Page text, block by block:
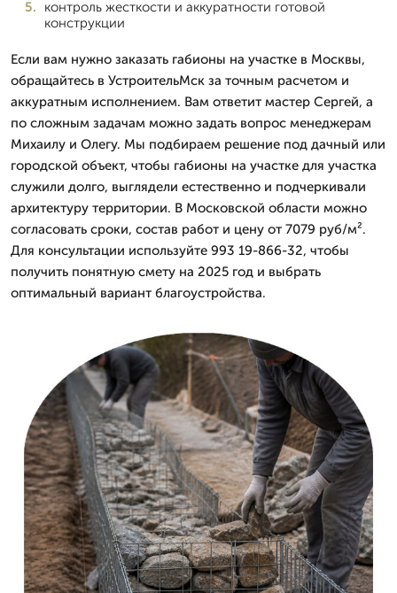
контроль жесткости и аккуратности готовой
конструкции
Если вам нужно заказать габионы на участке в Москвы,
обращайтесь в УстроительМск за точным расчетом и
аккуратным исполнением. Вам ответит мастер Сергей, а
по сложным задачам можно задать вопрос менеджерам
Михаилу и Олегу. Мы подбираем решение под дачный или
городской объект, чтобы габионы на участке для участка
служили долго, выглядели естественно и подчеркивали
архитектуру территории. В Московской области можно
согласовать сроки, состав работ и цену от 7079 руб/м².
Для консультации используйте 993 19-866-32, чтобы
получить понятную смету на 2025 год и выбрать
оптимальный вариант благоустройства.